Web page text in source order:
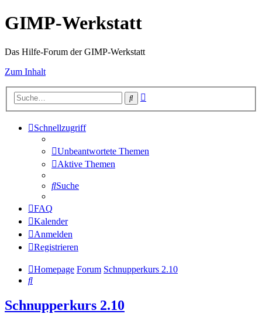
GIMP-Werkstatt
Das Hilfe-Forum der GIMP-Werkstatt
Zum Inhalt
Suche
Schnellzugriff
Unbeantwortete Themen
Aktive Themen
Suche
FAQ
Kalender
Anmelden
Registrieren
Homepage Forum Schnupperkurs 2.10
Suche
Schnupperkurs 2.10